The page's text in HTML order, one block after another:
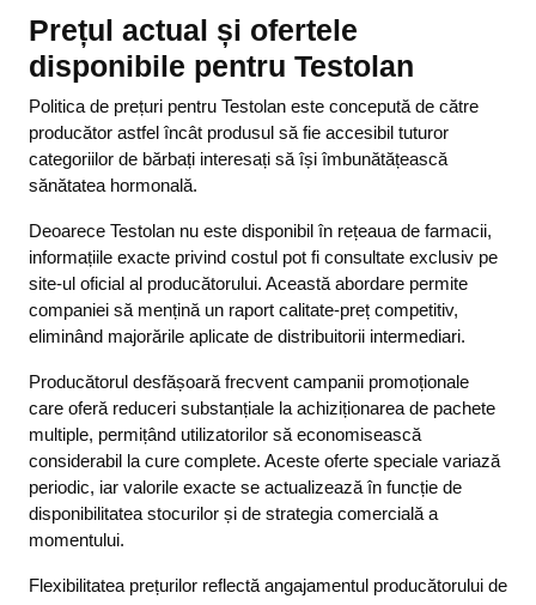
Prețul actual și ofertele
disponibile pentru Testolan
Politica de prețuri pentru Testolan este concepută de către
producător astfel încât produsul să fie accesibil tuturor
categoriilor de bărbați interesați să își îmbunătățească
sănătatea hormonală.
Deoarece Testolan nu este disponibil în rețeaua de farmacii,
informațiile exacte privind costul pot fi consultate exclusiv pe
site-ul oficial al producătorului. Această abordare permite
companiei să mențină un raport calitate-preț competitiv,
eliminând majorările aplicate de distribuitorii intermediari.
Producătorul desfășoară frecvent campanii promoționale
care oferă reduceri substanțiale la achiziționarea de pachete
multiple, permițând utilizatorilor să economisească
considerabil la cure complete. Aceste oferte speciale variază
periodic, iar valorile exacte se actualizează în funcție de
disponibilitatea stocurilor și de strategia comercială a
momentului.
Flexibilitatea prețurilor reflectă angajamentul producătorului de